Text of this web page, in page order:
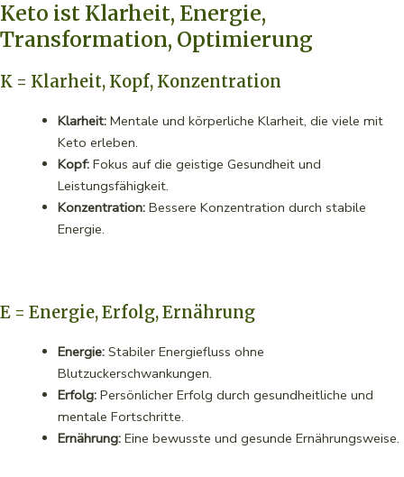
Keto ist Klarheit, Energie,
Transformation, Optimierung
K = Klarheit, Kopf, Konzentration
Klarheit:Mentale und körperliche Klarheit, die viele mit
Keto erleben.
Kopf:Fokus auf die geistige Gesundheit und
Leistungsfähigkeit.
Konzentration:Bessere Konzentration durch stabile
Energie.
E = Energie, Erfolg, Ernährung
Energie:Stabiler Energiefluss ohne
Blutzuckerschwankungen.
Erfolg:Persönlicher Erfolg durch gesundheitliche und
mentale Fortschritte.
Ernährung:Eine bewusste und gesunde Ernährungsweise.